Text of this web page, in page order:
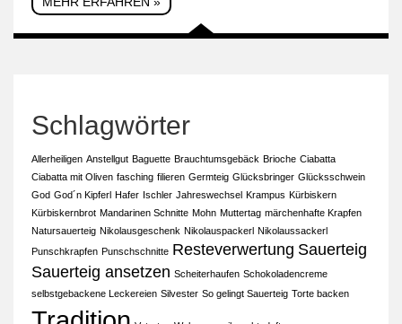
Schlagwörter
Allerheiligen Anstellgut Baguette Brauchtumsgebäck Brioche Ciabatta
Ciabatta mit Oliven fasching filieren Germteig Glücksbringer Glücksschwein
God God´n Kipferl Hafer Ischler Jahreswechsel Krampus Kürbiskern
Kürbiskernbrot Mandarinen Schnitte Mohn Muttertag märchenhafte Krapfen
Natursauerteig Nikolausgeschenk Nikolauspackerl Nikolaussackerl
Punschkrapfen Punschschnitte Resteverwertung Sauerteig
Sauerteig ansetzen Scheiterhaufen Schokoladencreme
selbstgebackene Leckereien Silvester So gelingt Sauerteig Torte backen